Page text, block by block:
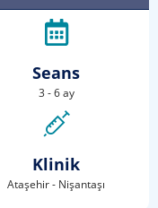
Seans
3 - 6 ay
Klinik
Ataşehir - Nişantaşı